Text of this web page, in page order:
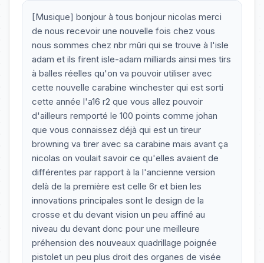
[Musique] bonjour à tous bonjour nicolas merci
de nous recevoir une nouvelle fois chez vous
nous sommes chez nbr mûri qui se trouve à l'isle
adam et ils firent isle-adam milliards ainsi mes tirs
à balles réelles qu'on va pouvoir utiliser avec
cette nouvelle carabine winchester qui est sorti
cette année l'a16 r2 que vous allez pouvoir
d'ailleurs remporté le 100 points comme johan
que vous connaissez déjà qui est un tireur
browning va tirer avec sa carabine mais avant ça
nicolas on voulait savoir ce qu'elles avaient de
différentes par rapport à la l'ancienne version
delà de la première est celle 6r et bien les
innovations principales sont le design de la
crosse et du devant vision un peu affiné au
niveau du devant donc pour une meilleure
préhension des nouveaux quadrillage poignée
pistolet un peu plus droit des organes de visée